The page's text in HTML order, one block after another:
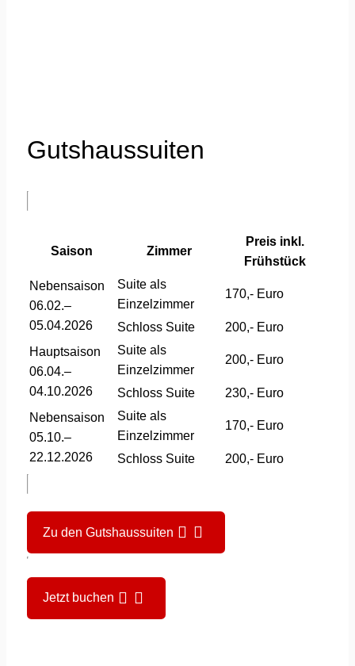
Gutshaussuiten
Saison Zimmer
Preis inkl.
Frühstück
Nebensaison
06.02.–
05.04.2026
Suite als
Einzelzimmer
170,- Euro
Schloss Suite
200,- Euro
Hauptsaison
06.04.–
04.10.2026
Suite als
Einzelzimmer
200,- Euro
Schloss Suite
230,- Euro
Nebensaison
05.10.–
22.12.2026
Suite als
Einzelzimmer
170,- Euro
Schloss Suite 200,- Euro
Zu den Gutshaussuiten
Jetzt buchen